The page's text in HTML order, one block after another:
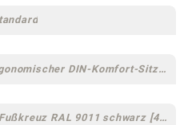
Ergonomischer DIN-Komfort-Sitz [75]
Polyamid Fußkreuz RAL 9011 schwarz [44]